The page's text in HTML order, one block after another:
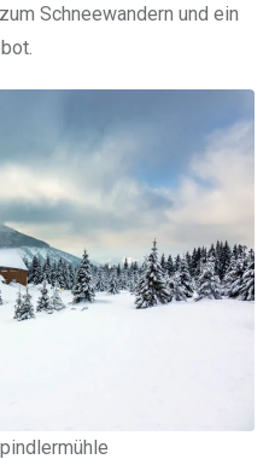
Schneewandern und ein